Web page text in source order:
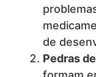
de
Pedras